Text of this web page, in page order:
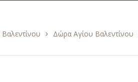
Δώρα Αγίου Βαλεντίνου